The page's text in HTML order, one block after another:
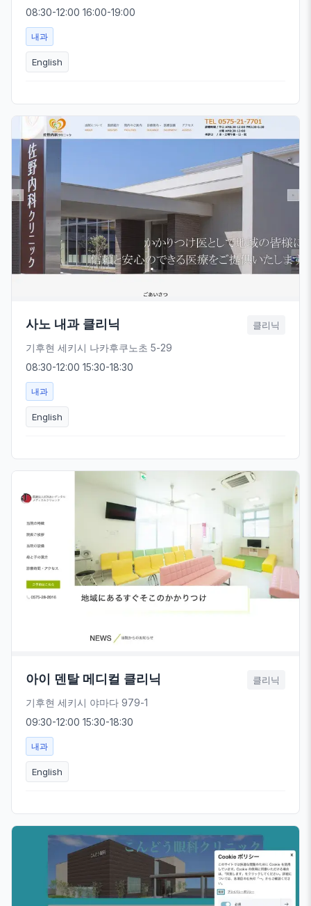
08:30-12:00 16:00-19:00
내과
English
사노 내과 클리닉 클리닉
기후현 세키시 나카후쿠노초 5-29
08:30-12:00 15:30-18:30
내과
English
아이 덴탈 메디컬 클리닉 클리닉
기후현 세키시 야마다 979-1
09:30-12:00 15:30-18:30
내과
English